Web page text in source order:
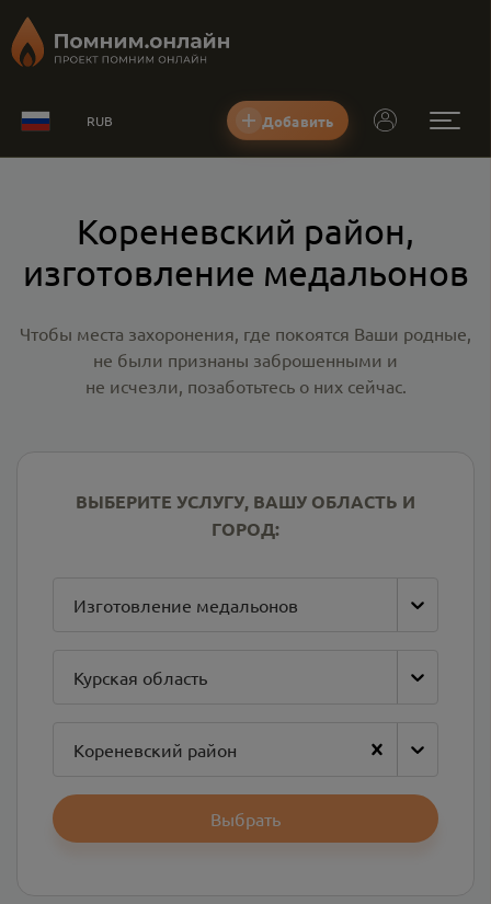
RUB Добавить
Кореневский район,
изготовление медальонов
Чтобы места захоронения, где покоятся Ваши родные,
не были признаны заброшенными и
не исчезли, позаботьтесь о них сейчас.
ВЫБЕРИТЕ УСЛУГУ, ВАШУ ОБЛАСТЬ И
ГОРОД:
Изготовление медальонов
Курская область
Кореневский район
Выбрать